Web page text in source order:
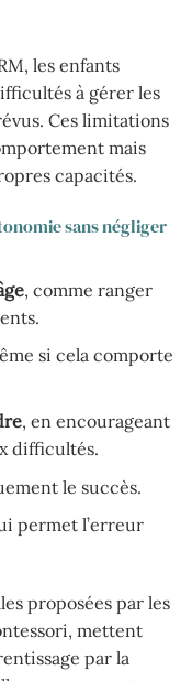
les enfants
à gérer les
Ces limitations
mais
capacités.
sans négliger
, comme ranger
si cela comporte
, en encourageant
difficultés.
le succès.
permet l’erreur
proposées par les
mettent
par la